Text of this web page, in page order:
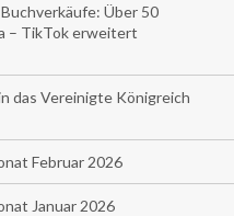
Über 50
– TikTok erweitert
das Vereinigte Königreich
Februar 2026
Januar 2026